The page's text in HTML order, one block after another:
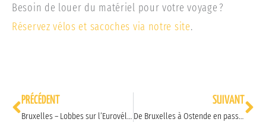
Besoin de louer du matériel pour votre voyage ?
Réservez vélos et sacoches via notre site.
Prev
PRÉCÉDENT
Bruxelles – Lobbes sur l’Eurovélo 5
SUIVANT
De Bruxelles à Ostende en passant par des villes d’art